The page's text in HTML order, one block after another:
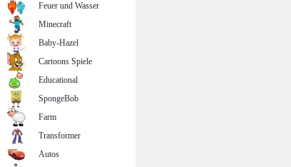
Feuer und Wasser
Minecraft
Baby-Hazel
Cartoons Spiele
Educational
SpongeBob
Farm
Transformer
Autos